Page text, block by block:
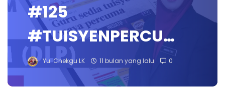
#125
#TUISYENPERCU…
Yu. Chekgu LK 11 bulan yang lalu 0